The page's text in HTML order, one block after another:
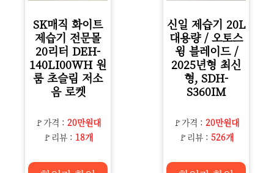
SK매직 화이트
제습기 전문몰
20리터 DEH-
140LI00WH 원
룸 초슬림 저소
음 로켓
🚩가격 : 20만원대
🚩리뷰 : 18개
신일 제습기 20L
대용량 / 오토스
윙 블레이드 /
2025년형 최신
형, SDH-
S360IM
🚩가격 : 20만원대
🚩리뷰 : 526개